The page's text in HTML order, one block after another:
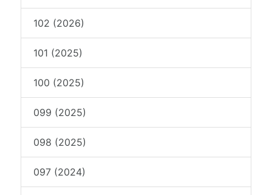
102 (2026)
101 (2025)
100 (2025)
099 (2025)
098 (2025)
097 (2024)